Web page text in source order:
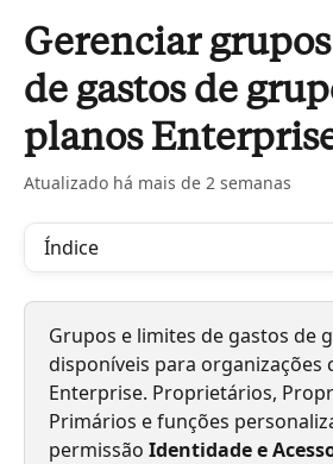
Gerenciar
de gastos de
planos
Atualizado há mais de 2 semanas
Índice
Grupos e limites de gastos de
disponíveis para organizações
Enterprise. Proprietários,
Primários e funções
permissão Identidade e